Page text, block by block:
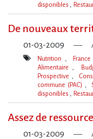
Mot(s)-
disponibles
De nouveaux
01-03-2009
Mot(s)-
Nutrition France
Alimentaire
Prospective
commune (PAC)
disponibles
Assez de
01-03-2009